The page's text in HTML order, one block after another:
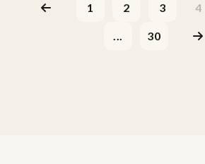
1 2 3 4
... 30